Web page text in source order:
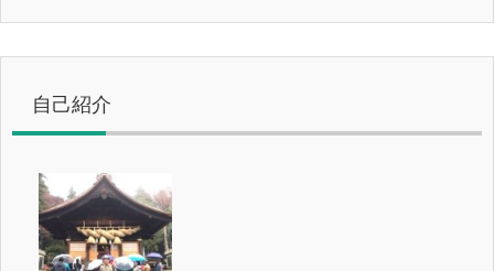
自己紹介